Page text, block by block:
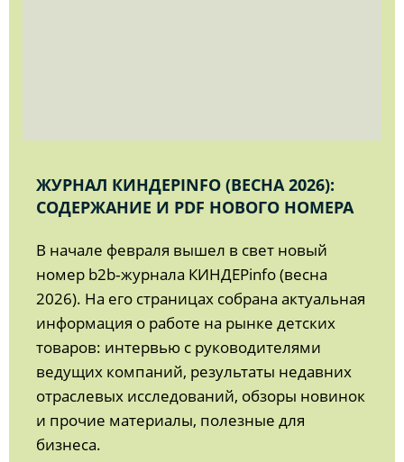
ЖУРНАЛ КИНДЕРINFO (ВЕСНА 2026):
СОДЕРЖАНИЕ И PDF НОВОГО НОМЕРА
В начале февраля вышел в свет новый
номер b2b‑журнала КИНДЕРinfo (весна
2026). На его страницах собрана актуальная
информация о работе на рынке детских
товаров: интервью с руководителями
ведущих компаний, результаты недавних
отраслевых исследований, обзоры новинок
и прочие материалы, полезные для
бизнеса.